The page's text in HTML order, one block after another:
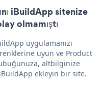
iBuildApp sitenize
olmamıştı
uygulamanızı
uyun ve Product
altbilginize
ekleyin bir site.